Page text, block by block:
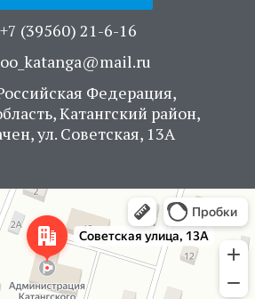
+7 (39560) 21-6-16
Федерация,
Катангский район,
ул. Советская, 13А
Карты